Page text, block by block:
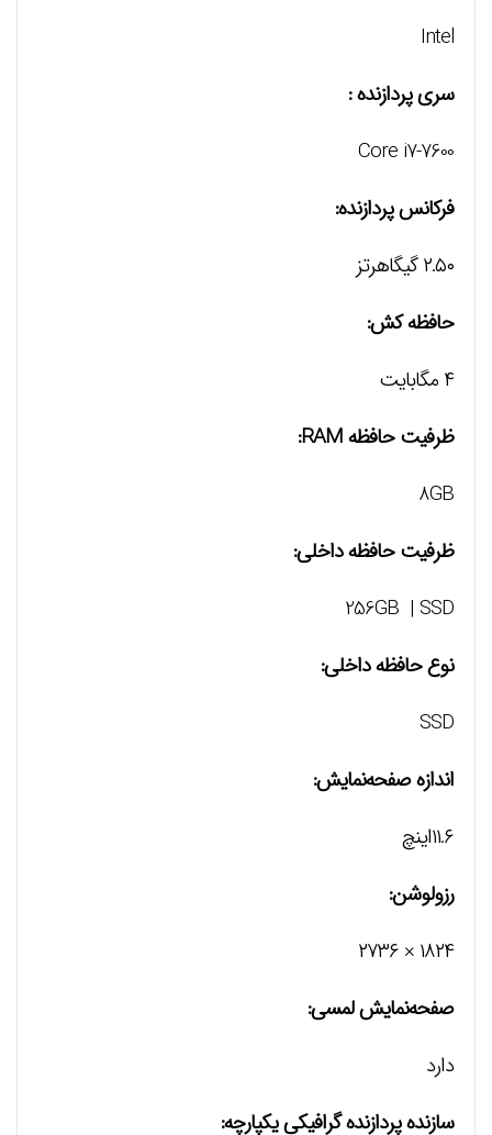
Intel
سری پردازنده :
Core i7-7600
فرکانس پردازنده:
۲.۵۰ گیگاهرتز
حافظه کش:
۴ مگابایت
ظرفيت حافظه RAM:
8GB
ظرفیت حافظه داخلی:
256GB | SSD
نوع حافظه داخلی:
SSD
اندازه صفحه‌نمایش:
۱۱.۶اینچ
رزولوشن:
۱۸۲۴ × ۲۷۳۶
صفحه‌نمایش لمسی:
دارد
سازنده پردازنده گرافیکی یکپارچه: